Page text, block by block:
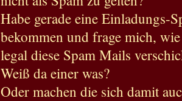
Habe gerade eine
bekommen und frage mich,
legal diese Spam Mails
Weiß da einer was?
Oder machen die sich damit